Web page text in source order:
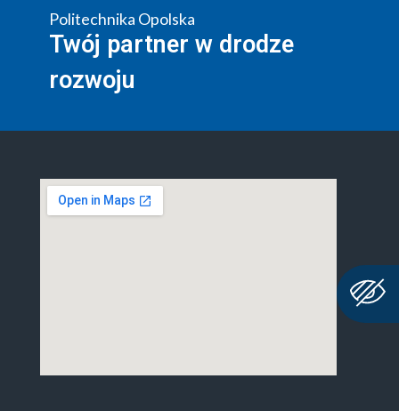
Politechnika Opolska
Twój partner w drodze
rozwoju